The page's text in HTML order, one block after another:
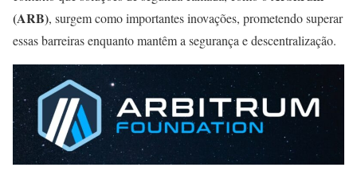
(ARB), surgem como importantes inovações, prometendo superar
essas barreiras enquanto mantêm a segurança e descentralização.